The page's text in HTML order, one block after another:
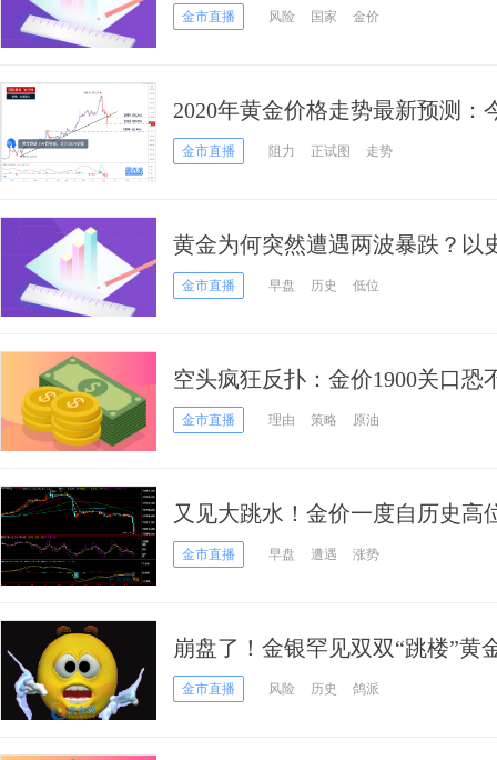
已暴露在病毒下 欧洲收紧旅行限
金市直播 风险 国家 金价
2020年黄金价格走势最新预测：
余点 跌破趋势线支撑
金市直播 阻力 正试图 走势
黄金为何突然遭遇两波暴跌？以
人的行情
金市直播 早盘 历史 低位
空头疯狂反扑：金价1900关口恐
最新操作建议
金市直播 理由 策略 原油
又见大跳水！金价一度自历史高
弹和获利了结恐是“元凶”
金市直播 早盘 遭遇 涨势
崩盘了！金银罕见双双“跳楼”黄
场杀机暗藏！
金市直播 风险 历史 鸽派